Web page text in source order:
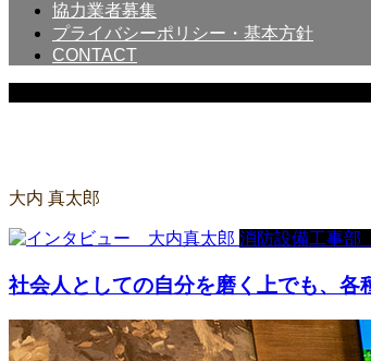
協力業者募集
プライバシーポリシー・基本方針
CONTACT
大内 真太郎
消防設備工事
社会人としての自分を磨く上でも、各